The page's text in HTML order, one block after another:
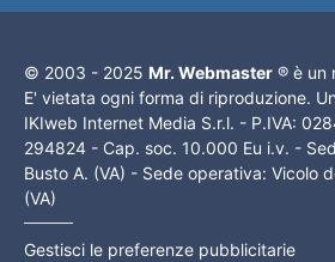
© 2003 - 2025 Mr. Webmaster ® è un
E' vietata ogni forma di riproduzione.
IKIweb Internet Media S.r.l. - P.IVA:
294824 - Cap. soc. 10.000 Eu i.v. -
Busto A. (VA) - Sede operativa: Vicolo
(VA)
Gestisci le preferenze pubblicitarie